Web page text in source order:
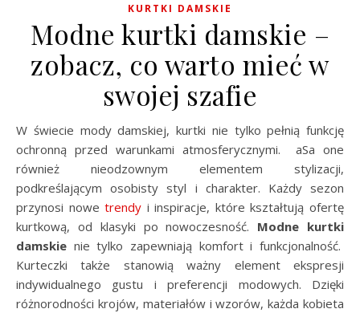
KURTKI DAMSKIE
Modne kurtki damskie –
zobacz, co warto mieć w
swojej szafie
W świecie mody damskiej, kurtki nie tylko pełnią funkcję
ochronną przed warunkami atmosferycznymi. aSa one
również nieodzownym elementem stylizacji,
podkreślającym osobisty styl i charakter. Każdy sezon
przynosi nowetrendy i inspiracje, które kształtują ofertę
kurtkową, od klasyki po nowoczesność. Modne kurtki
damskie nie tylko zapewniają komfort i funkcjonalność.
Kurteczki także stanowią ważny element ekspresji
indywidualnego gustu i preferencji modowych. Dzięki
różnorodności krojów, materiałów i wzorów, każda kobieta